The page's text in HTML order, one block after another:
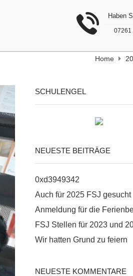
Haben
07261
Home
SCHULENGEL
NEUESTE BEITRÄGE
0xd3949342
Auch für 2025 FSJ gesucht
Anmeldung für die
FSJ Stellen für 2023 und
Wir hatten Grund zu feiern
NEUESTE KOMMENTARE